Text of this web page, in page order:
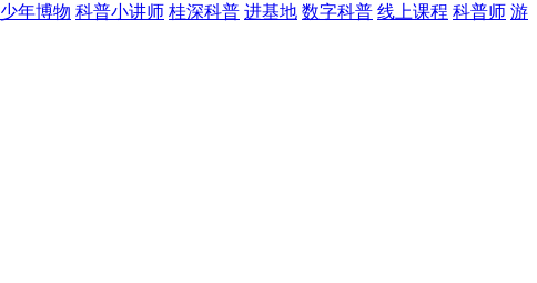
少年博物 科普小讲师 桂深科普 进基地 数字科普 线上课程 科普师 游